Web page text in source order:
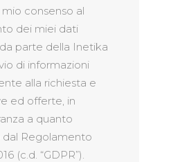
consenso al
dei miei dati
parte della Inetika
di informazioni
alla richiesta e
ed offerte, in
a quanto
Regolamento
(c.d. “GDPR”).